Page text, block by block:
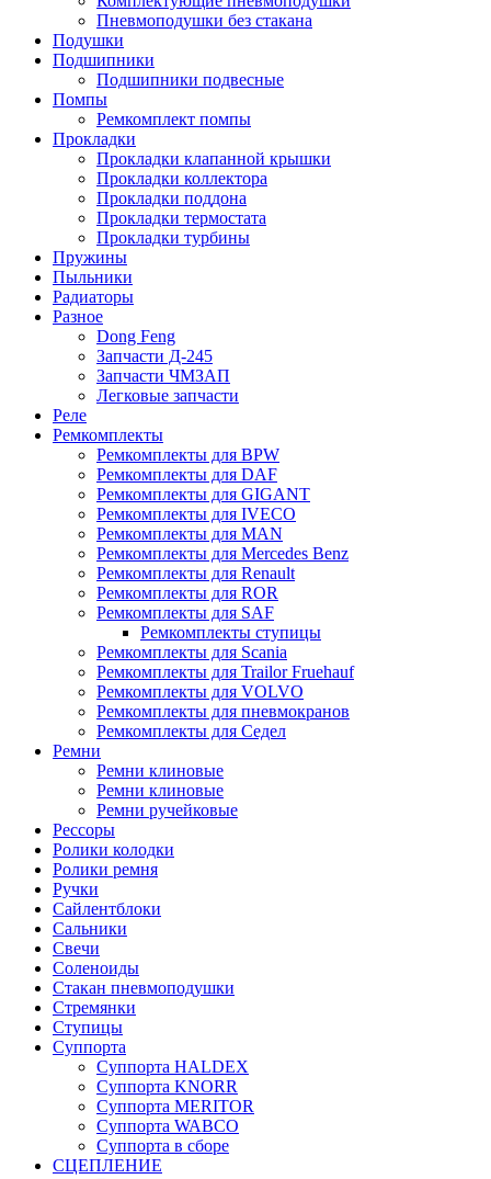
Пневмоподушки без стакана
Подушки
Подшипники
Подшипники подвесные
Помпы
Ремкомплект помпы
Прокладки
Прокладки клапанной крышки
Прокладки коллектора
Прокладки поддона
Прокладки термостата
Прокладки турбины
Пружины
Пыльники
Радиаторы
Разное
Dong Feng
Запчасти Д-245
Запчасти ЧМЗАП
Легковые запчасти
Реле
Ремкомплекты
Ремкомплекты для BPW
Ремкомплекты для DAF
Ремкомплекты для GIGANT
Ремкомплекты для IVECO
Ремкомплекты для MAN
Ремкомплекты для Mercedes Benz
Ремкомплекты для Renault
Ремкомплекты для ROR
Ремкомплекты для SAF
Ремкомплекты ступицы
Ремкомплекты для Scania
Ремкомплекты для Trailor Fruehauf
Ремкомплекты для VOLVO
Ремкомплекты для пневмокранов
Ремкомплекты для Седел
Ремни
Ремни клиновые
Ремни клиновые
Ремни ручейковые
Рессоры
Ролики колодки
Ролики ремня
Ручки
Сайлентблоки
Сальники
Свечи
Соленоиды
Стакан пневмоподушки
Стремянки
Ступицы
Суппорта
Суппорта HALDEX
Суппорта KNORR
Суппорта MERITOR
Суппорта WABCO
Суппорта в сборе
СЦЕПЛЕНИЕ